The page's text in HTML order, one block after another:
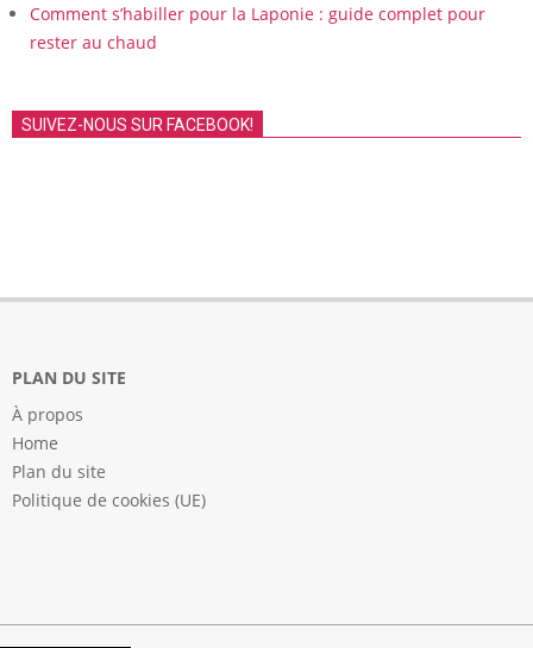
Comment s’habiller pour la Laponie : guide complet pour
rester au chaud
SUIVEZ-NOUS SUR FACEBOOK!
PLAN DU SITE
À propos
Home
Plan du site
Politique de cookies (UE)